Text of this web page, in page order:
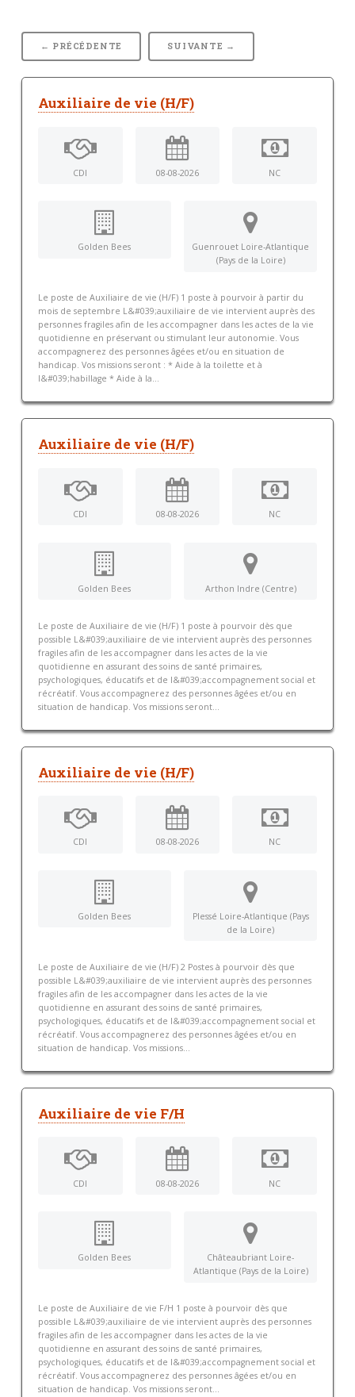
← PRÉCÉDENTE SUIVANTE →
Auxiliaire de vie (H/F)
CDI 08-08-2026 NC
Golden Bees
Guenrouet Loire-Atlantique
(Pays de la Loire)
Le poste de Auxiliaire de vie (H/F) 1 poste à pourvoir à partir du
mois de septembre L&#039;auxiliaire de vie intervient auprès des
personnes fragiles afin de les accompagner dans les actes de la vie
quotidienne en préservant ou stimulant leur autonomie. Vous
accompagnerez des personnes âgées et/ou en situation de
handicap. Vos missions seront : * Aide à la toilette et à
l&#039;habillage * Aide à la...
Auxiliaire de vie (H/F)
CDI 08-08-2026 NC
Golden Bees Arthon Indre (Centre)
Le poste de Auxiliaire de vie (H/F) 1 poste à pourvoir dès que
possible L&#039;auxiliaire de vie intervient auprès des personnes
fragiles afin de les accompagner dans les actes de la vie
quotidienne en assurant des soins de santé primaires,
psychologiques, éducatifs et de l&#039;accompagnement social et
récréatif. Vous accompagnerez des personnes âgées et/ou en
situation de handicap. Vos missions seront...
Auxiliaire de vie (H/F)
CDI 08-08-2026 NC
Golden Bees
Plessé Loire-Atlantique (Pays
de la Loire)
Le poste de Auxiliaire de vie (H/F) 2 Postes à pourvoir dès que
possible L&#039;auxiliaire de vie intervient auprès des personnes
fragiles afin de les accompagner dans les actes de la vie
quotidienne en assurant des soins de santé primaires,
psychologiques, éducatifs et de l&#039;accompagnement social et
récréatif. Vous accompagnerez des personnes âgées et/ou en
situation de handicap. Vos missions...
Auxiliaire de vie F/H
CDI 08-08-2026 NC
Golden Bees
Châteaubriant Loire-
Atlantique (Pays de la Loire)
Le poste de Auxiliaire de vie F/H 1 poste à pourvoir dès que
possible L&#039;auxiliaire de vie intervient auprès des personnes
fragiles afin de les accompagner dans les actes de la vie
quotidienne en assurant des soins de santé primaires,
psychologiques, éducatifs et de l&#039;accompagnement social et
récréatif. Vous accompagnerez des personnes âgées et/ou en
situation de handicap. Vos missions seront...